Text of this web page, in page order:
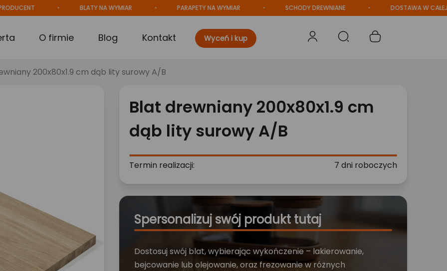
BLATY NA WYMIAR PARAPETY NA WYMIAR SCHODY DREWNIANE DOSTAWA W CAŁEJ
O firmie Blog Kontakt Wyceń i kup
200x80x1.9 cm dąb lity surowy A/B
Blat drewniany 200x80x1.9 cm
dąb lity surowy A/B
Termin realizacji: 7 dni roboczych
Spersonalizuj swój produkt tutaj
Dostosuj swój blat, wybierając wykończenie – lakierowanie,
bejcowanie lub olejowanie, oraz frezowanie w różnych